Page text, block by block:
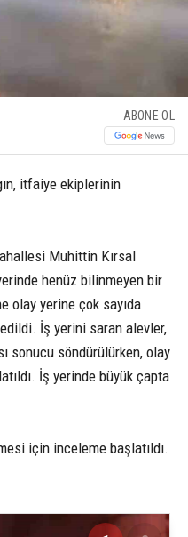
ABONE OL
itfaiye ekiplerinin
Muhittin Kırsal
henüz bilinmeyen bir
olay yerine çok sayıda
İş yerini saran alevler,
sonucu söndürülürken, olay
İş yerinde büyük çapta
için inceleme başlatıldı.